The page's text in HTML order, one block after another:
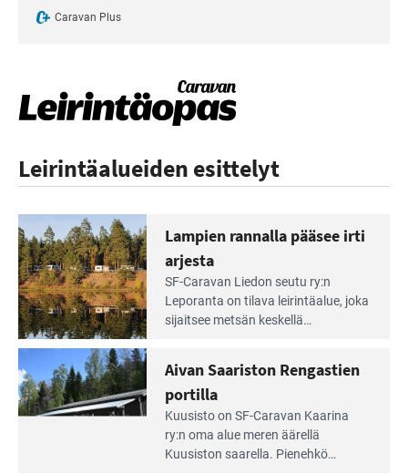
Caravan Plus
Leirintäalueiden esittelyt
Lue
Leirintäoppaan
artikkeli:
Lampien
rannalla
pääsee
irti
arjesta
Lampien rannalla pääsee irti
arjesta
SF-Caravan Liedon seutu ry:n
Leporanta on tilava leirintäalue, joka
sijaitsee metsän kes­kellä
tarjoaa ympäris­töineen kauniit
maisemat ja loistavat virkistäytymis­
mahdollisuudet.
Lue
Aivan Saariston Rengastien
portilla
Kuusisto on SF-Caravan Kaarina
ry:n oma alue meren äärellä
Kuusiston saarella. Pie­nehkö